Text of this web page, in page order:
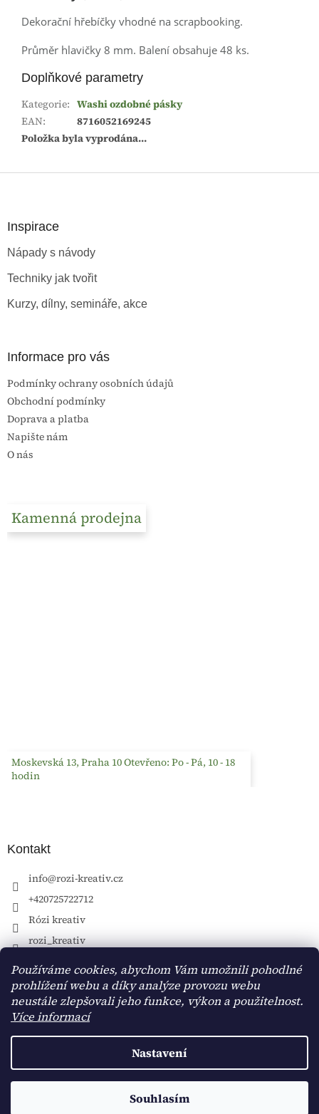
Používáme cookies, abychom Vám umožnili pohodlné
prohlížení webu a díky analýze provozu webu
neustále zlepšovali jeho funkce, výkon a použitelnost.
Více informací
Nastavení
Souhlasím
Dekorační hřebíčky vhodné na scrapbooking.
Průměr hlavičky 8 mm. Balení obsahuje 48 ks.
Doplňkové parametry
Kategorie: Washi ozdobné pásky
EAN:
8716052169245
Položka byla vyprodána…
Inspirace
Nápady s návody
Techniky jak tvořit
Kurzy, dílny, semináře, akce
Informace pro vás
Podmínky ochrany osobních údajů
Obchodní podmínky
Doprava a platba
Napište nám
O nás
Kamenná prodejna
Moskevská 13, Praha 10 Otevřeno: Po - Pá, 10 - 18
hodin
Kontakt
info@rozi-kreativ.cz
+420725722712
Rózi kreativ
rozi_kreativ
Vytvořil Shoptet
Rózi kreativ. Všechna práva vyhrazena.